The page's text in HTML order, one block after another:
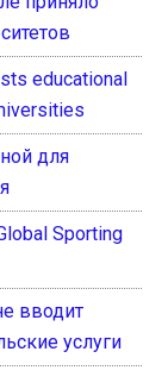
educational
для
Sporting
вводит
услуги